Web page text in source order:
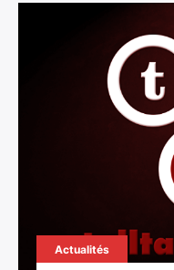
Actualités